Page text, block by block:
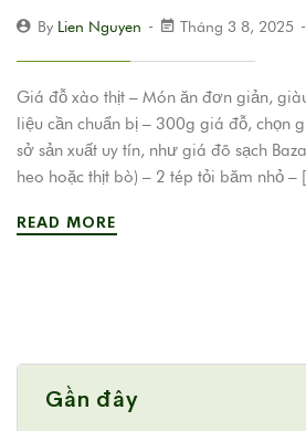
By Lien Nguyen Tháng 3 8, 2025
Giá đỗ xào thịt – Món ăn đơn giản,
liệu cần chuẩn bị – 300g giá đỗ, chọn
sở sản xuất uy tín, như giá đõ sạch
heo hoặc thịt bò) – 2 tép tỏi băm nhỏ
READ MORE
Gần đây